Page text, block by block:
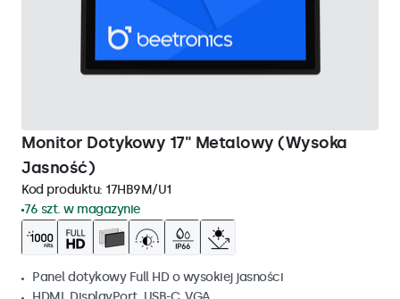
Monitor Dotykowy 17" Metalowy (Wysoka
Jasność)
Kod produktu: 17HB9M/U1
76 szt. w magazynie
Panel dotykowy Full HD o wysokiej jasności